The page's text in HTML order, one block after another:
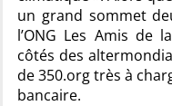
un grand sommet
l’ONG Les Amis de
côtés des
de 350.org très à
bancaire.